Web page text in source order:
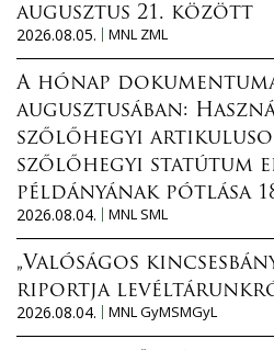
augusztus 21. között
2026.08.05.
MNL ZML
A hónap
augusztusában:
szőlőhegyi
szőlőhegyi statútum
példányának pótlása
2026.08.04.
MNL SML
„Valóságos
riportja
2026.08.04.
MNL GyMSMGyL